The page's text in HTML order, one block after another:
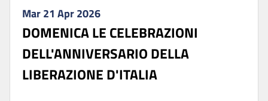
Mar 21 Apr 2026
DOMENICA LE CELEBRAZIONI
DELL'ANNIVERSARIO DELLA
LIBERAZIONE D'ITALIA